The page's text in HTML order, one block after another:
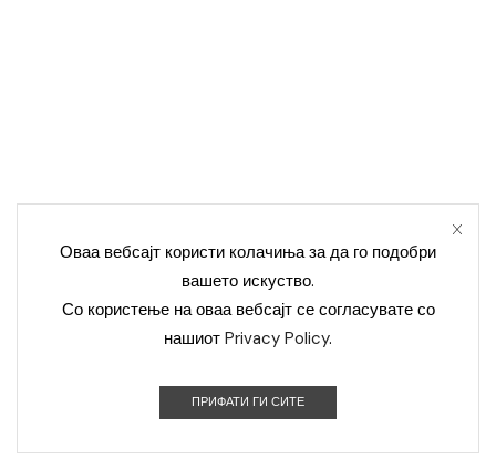
Оваа вебсајт користи колачиња за да го подобри
вашето искуство.
Со користење на оваа вебсајт се согласувате со
нашиот Privacy Policy.
ПРИФАТИ ГИ СИТЕ